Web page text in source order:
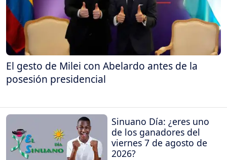
El gesto de Milei con Abelardo antes de la
posesión presidencial
Sinuano Día: ¿eres uno
de los ganadores del
viernes 7 de agosto de
2026?